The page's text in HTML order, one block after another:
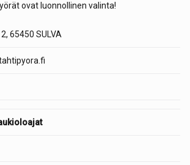
ovat luonnollinen valinta!
65450 SULVA